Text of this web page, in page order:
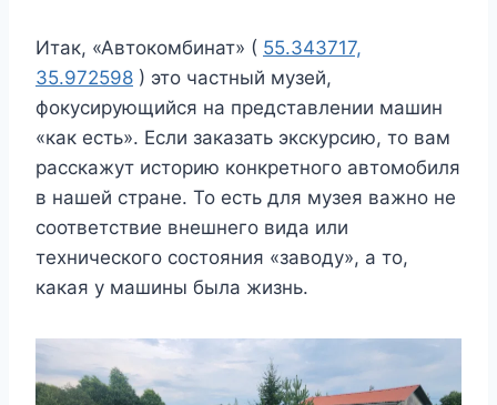
Итак, «Автокомбинат» ( 55.343717,
35.972598 ) это частный музей,
фокусирующийся на представлении машин
«как есть». Если заказать экскурсию, то вам
расскажут историю конкретного автомобиля
в нашей стране. То есть для музея важно не
соответствие внешнего вида или
технического состояния «заводу», а то,
какая у машины была жизнь.